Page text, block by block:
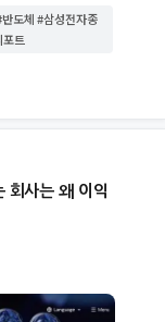
도체 #삼성전자종
트
회사는 왜 이익